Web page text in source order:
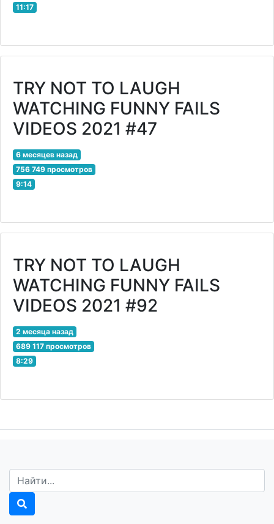
11:17
TRY NOT TO LAUGH
WATCHING FUNNY FAILS
VIDEOS 2021 #47
6 месяцев назад
756 749 просмотров
9:14
TRY NOT TO LAUGH
WATCHING FUNNY FAILS
VIDEOS 2021 #92
2 месяца назад
689 117 просмотров
8:29